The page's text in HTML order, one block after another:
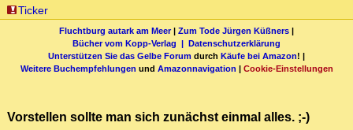
Ticker
Fluchtburg autark am Meer| Zum Tode Jürgen Küßners |
Bücher vom Kopp-Verlag | Datenschutzerklärung
Unterstützen Sie das Gelbe Forum durch Käufe bei Amazon! |
Weitere Buchempfehlungen und Amazonnavigation | Cookie-Einstellungen
Vorstellen sollte man sich zunächst einmal alles. ;-)